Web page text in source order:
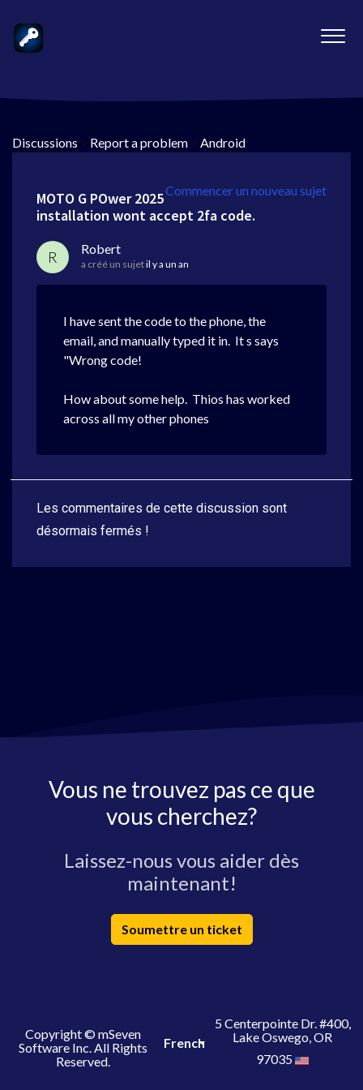
Discussions > Report a problem > Android
Commencer un nouveau sujet
MOTO G POwer 2025
installation wont accept 2fa code.
R Robert
a créé un sujetil y a un an
I have sent the code to the phone, the
email, and manually typed it in. It s says
"Wrong code!
How about some help. Thios has worked
across all my other phones
Les commentaires de cette discussion sont
désormais fermés !
Vous ne trouvez pas ce que
vous cherchez?
Laissez-nous vous aider dès
maintenant!
Soumettre un ticket
Copyright © mSeven
Software Inc. All Rights
Reserved.
French
5 Centerpointe Dr. #400,
Lake Oswego, OR
97035